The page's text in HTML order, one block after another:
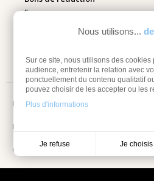
Nous utilisons...
Sur ce site, nous utilisons des cookies
audience, entretenir la relation avec
ponctuellement du contenu qualitatif
pouvez choisir de les accepter ou les
Plus d'informations
Je refuse Je choisis
Espace pro
Mentions légales
Information sur les cookies
Conditions Générales de vente